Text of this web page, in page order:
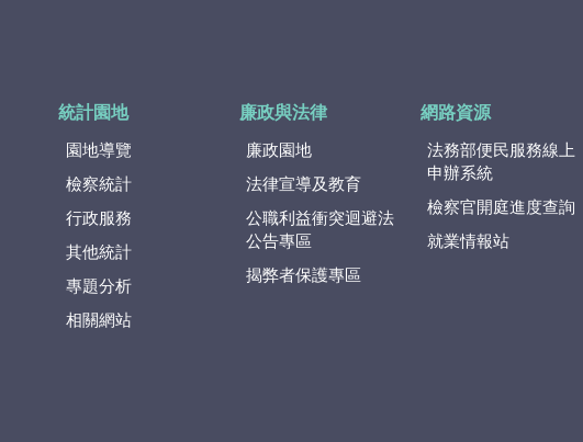
統計園地
園地導覽
檢察統計
行政服務
其他統計
專題分析
相關網站
廉政與法律
廉政園地
法律宣導及教育
公職利益衝突迴避法
公告專區
揭弊者保護專區
網路資源
法務部便民服務線上
申辦系統
檢察官開庭進度查詢
就業情報站